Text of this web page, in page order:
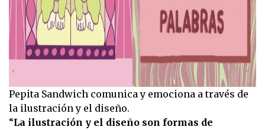
Pepita Sandwich comunica y emociona a través de
la ilustración y el diseño.
“La ilustración y el diseño son formas de